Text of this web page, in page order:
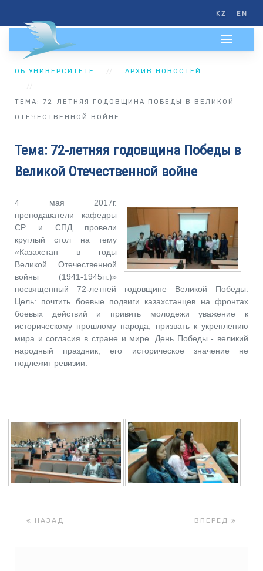
KZ EN
ОБ УНИВЕРСИТЕТЕ АРХИВ НОВОСТЕЙ
ТЕМА: 72-ЛЕТНЯЯ ГОДОВЩИНА ПОБЕДЫ В ВЕЛИКОЙ
ОТЕЧЕСТВЕННОЙ ВОЙНЕ
Тема: 72-летняя годовщина Победы в
Великой Отечественной войне
4 мая 2017г.
преподаватели кафедры
СР и СПД провели
круглый стол на тему
«Казахстан в годы
Великой Отечественной
войны (1941-1945гг.)»
посвященный 72-летней годовщине Великой Победы.
Цель: почтить боевые подвиги казахстанцев на фронтах
боевых действий и привить молодежи уважение к
историческому прошлому народа, призвать к укреплению
мира и согласия в стране и мире. День Победы - великий
народный праздник, его историческое значение не
подлежит ревизии.
НАЗАД ВПЕРЕД